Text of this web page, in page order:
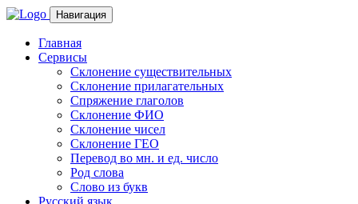
Навигация
Главная
Сервисы
Склонение существительных
Склонение прилагательных
Спряжение глаголов
Склонение ФИО
Склонение чисел
Склонение ГЕО
Перевод во мн. и ед. число
Род слова
Слово из букв
Русский язык